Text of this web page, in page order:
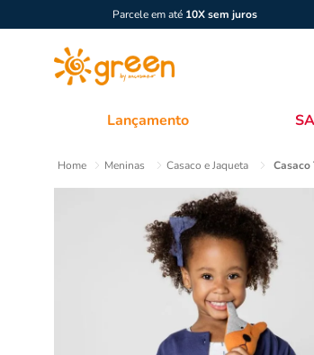
Parcele em até 10X sem juros
Lançamento
Meninas Casaco e Jaqueta